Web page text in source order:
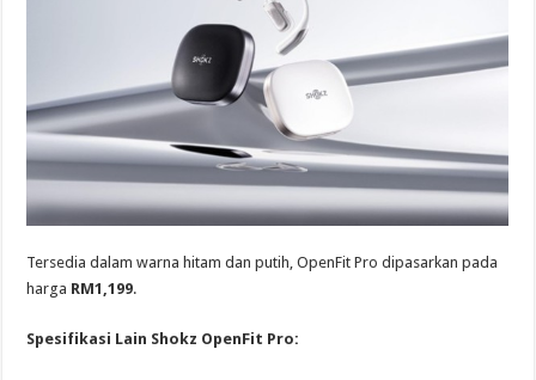
Tersedia dalam warna hitam dan putih, OpenFit Pro dipasarkan pada
harga RM1,199.
Spesifikasi Lain Shokz OpenFit Pro: